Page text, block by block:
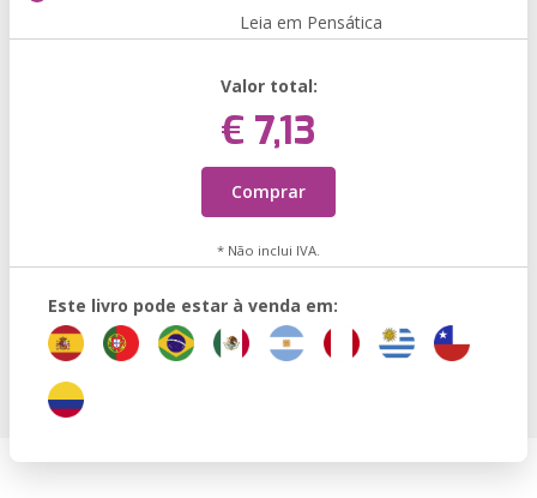
Leia em Pensática
Valor total:
€ 7,13
Comprar
* Não inclui IVA.
Este livro pode estar à venda em: